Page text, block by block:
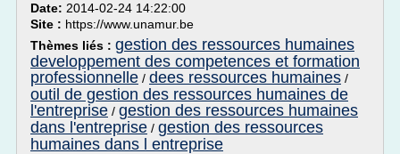
Date: 2014-02-24 14:22:00
Site : https://www.unamur.be
Thèmes liés : gestion des ressources humaines
developpement des competences et formation
professionnelle / dees ressources humaines /
outil de gestion des ressources humaines de
l'entreprise / gestion des ressources humaines
dans l'entreprise / gestion des ressources
humaines dans l entreprise